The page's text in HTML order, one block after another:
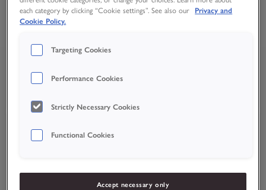
Downloads
Wall bracket for Eye Wash Case
each category by clicking “Cookie settings”. See also our
Privacy and
Cookie Policy.
Targeting Cookies
Performance Cookies
Strictly Necessary Cookies
Functional Cookies
Accept necessary only